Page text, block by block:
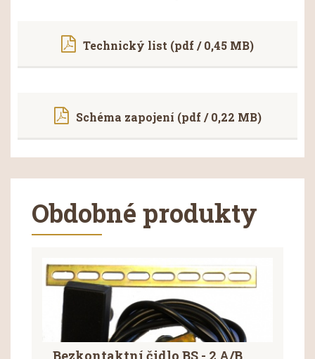
Technický list (pdf / 0,45 MB)
Schéma zapojení (pdf / 0,22 MB)
Obdobné produkty